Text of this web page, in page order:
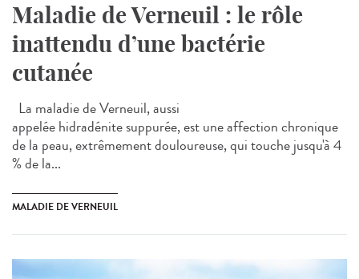
Maladie de Verneuil : le rôle
inattendu d’une bactérie
cutanée
La maladie de Verneuil, aussi
appelée hidradénite suppurée, est une affection chronique
de la peau, extrêmement douloureuse, qui touche jusqu'à 4
% de la...
MALADIE DE VERNEUIL